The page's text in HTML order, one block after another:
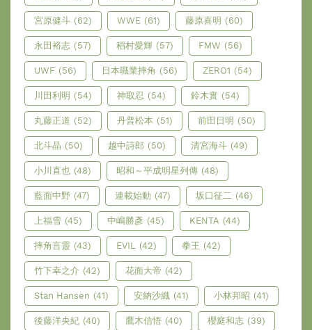
宮原健斗 (62) WWE (61) 藤原喜明 (60)
永田裕志 (57) 稻村愛輝 (57) FMW (56)
UWF (56) 日本職業摔角 (56) ZERO1 (54)
川田利明 (54) 神取忍 (54) 鈴木實 (54)
丸藤正道 (52) 丹普松本 (51) 前田日明 (50)
北斗晶 (50) 越中詩郎 (50) 清宮海斗 (49)
小川直也 (48) 昭和～平成明星列傳 (48)
藍面中野 (47) 連載始動 (47) 坂口征二 (46)
上福雪 (45) 中嶋勝彥 (45) KENTA (44)
摔角言靈 (43) EVIL (42) 拳王 (42)
竹下幸之介 (42) 花面大帝 (42)
Stan Hansen (41) 安納沙織 (41) 小林邦昭 (41)
後藤洋央紀 (40) 鷹木信悟 (40) 櫻庭和志 (39)